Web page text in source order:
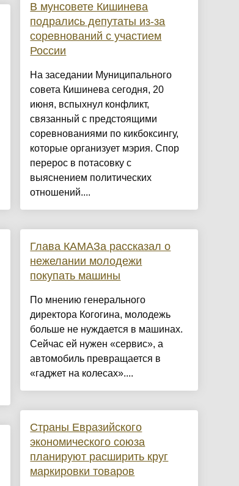
В мунсовете Кишинева
подрались депутаты из-за
соревнований с участием
России
На заседании Муниципального
совета Кишинева сегодня, 20
июня, вспыхнул конфликт,
связанный с предстоящими
соревнованиями по кикбоксингу,
которые организует мэрия. Спор
перерос в потасовку с
выяснением политических
отношений....
Глава КАМАЗа рассказал о
нежелании молодежи
покупать машины
По мнению генерального
директора Когогина, молодежь
больше не нуждается в машинах.
Сейчас ей нужен «сервис», а
автомобиль превращается в
«гаджет на колесах»....
Страны Евразийского
экономического союза
планируют расширить круг
маркировки товаров